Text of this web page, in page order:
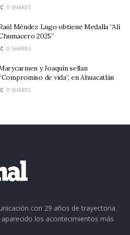
0 SHARES
Méndez Lugo obtiene Medalla “Alí
2025”
0 SHARES
y Joaquín sellan
de vida”, en Ahuacatlán
0 SHARES
con 29 años de trayectoria.
los acontecimientos más